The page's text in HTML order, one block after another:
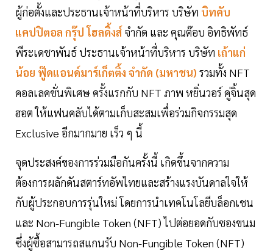
ผู้ก่อตั้งและประธานเจ้าหน้าที่บริหาร บริษัท บิทคับ
แคปปิตอล กรุ๊ป โฮลดิ้งส์ จำกัด และ คุณต๊อบ อิทธิพัทธ์
พีระเดชาพันธ์ ประธานเจ้าหน้าที่บริหาร บริษัท เถ้าแก่
น้อย ฟู๊ดแอนด์มาร์เก็ตติ้ง จํากัด (มหาชน) รวมทั้ง NFT
คอลเลคชั่นพิเศษ ครั้งแรกกับ NFT ภาพ หยิ่นวอร์ คู่จิ้นสุด
ฮอต ให้แฟนคลับได้ตามเก็บสะสมเพื่อร่วมกิจกรรมสุด
Exclusive อีกมากมาย เร็ว ๆ นี้
จุดประสงค์ของการร่วมมือกันครั้งนี้ เกิดขึ้นจากความ
ต้องการผลักดันสตาร์ทอัพไทยและสร้างแรงบันดาลใจให้
กับผู้ประกอบการรุ่นใหม่ โดยการนำเทคโนโลยีบล็อกเชน
และ Non-Fungible Token (NFT) ไปต่อยอดกับซองขนม
ซึ่งผู้ซื้อสามารถสแกนรับ Non-Fungible Token (NFT)